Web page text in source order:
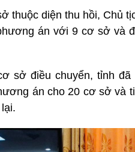
thuộc diện thu hồi, Chủ
án với 9 cơ sở và
sở điều chuyển, tỉnh
án cho 20 cơ sở và